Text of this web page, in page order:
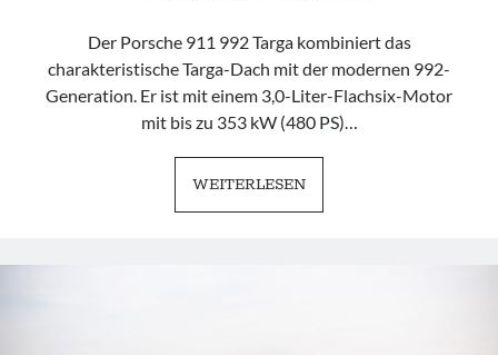
Der Porsche 911 992 Targa kombiniert das
charakteristische Targa-Dach mit der modernen 992-
Generation. Er ist mit einem 3,0-Liter-Flachsix-Motor
mit bis zu 353 kW (480 PS)…
WEITERLESENPORSCHE
911